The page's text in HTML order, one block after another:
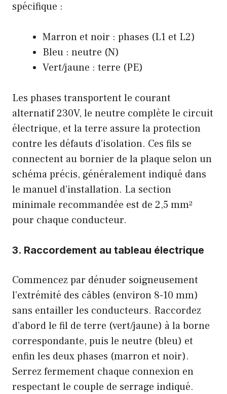
spécifique :
Marron et noir : phases (L1 et L2)
Bleu : neutre (N)
Vert/jaune : terre (PE)
Les phases transportent le courant
alternatif 230V, le neutre complète le circuit
électrique, et la terre assure la protection
contre les défauts d’isolation. Ces fils se
connectent au bornier de la plaque selon un
schéma précis, généralement indiqué dans
le manuel d’installation. La section
minimale recommandée est de 2,5 mm²
pour chaque conducteur.
3. Raccordement au tableau électrique
Commencez par dénuder soigneusement
l’extrémité des câbles (environ 8-10 mm)
sans entailler les conducteurs. Raccordez
d’abord le fil de terre (vert/jaune) à la borne
correspondante, puis le neutre (bleu) et
enfin les deux phases (marron et noir).
Serrez fermement chaque connexion en
respectant le couple de serrage indiqué.